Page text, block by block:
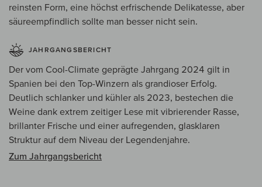
reinsten Form, eine höchst erfrischende Delikatesse, aber
säureempfindlich sollte man besser nicht sein.
JAHRGANGSBERICHT
Der vom Cool-Climate geprägte Jahrgang 2024 gilt in
Spanien bei den Top-Winzern als grandioser Erfolg.
Deutlich schlanker und kühler als 2023, bestechen die
Weine dank extrem zeitiger Lese mit vibrierender Rasse,
brillanter Frische und einer aufregenden, glasklaren
Struktur auf dem Niveau der Legendenjahre.
Zum Jahrgangsbericht